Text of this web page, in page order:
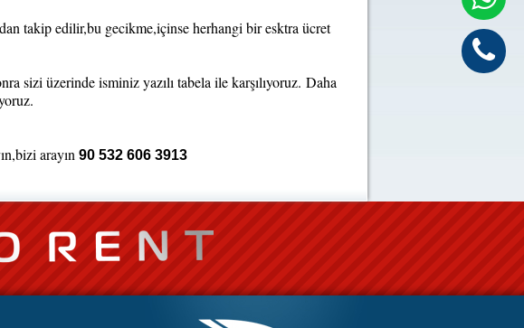
takip edilir,bu gecikme,içinse herhangi bir esktra ücret
sizi üzerinde isminiz yazılı tabela ile karşılıyoruz. Daha
arayın 90 532 606 3913